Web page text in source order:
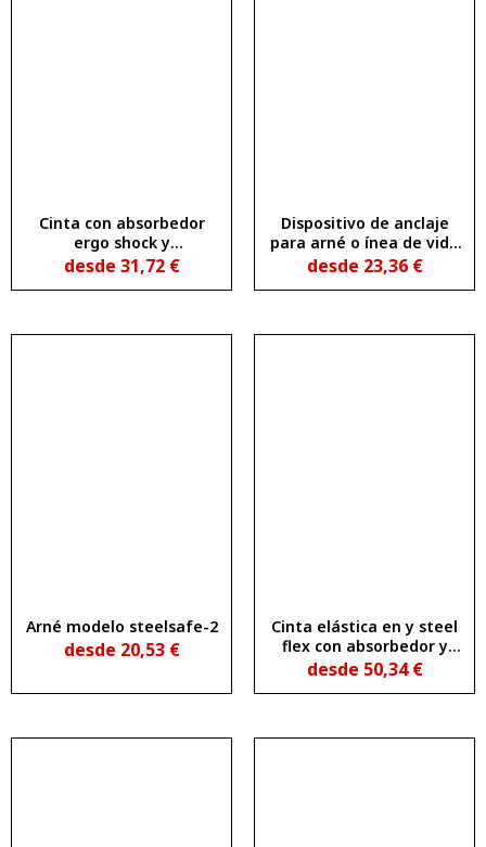
Cinta con absorbedor
ergo shock y
mosquetones
desde 31,72 €
Dispositivo de anclaje
para arné o ínea de vida
en acero inoxidable 304
desde 23,36 €
Arné modelo steelsafe-2
desde 20,53 €
Cinta elástica en y steel
flex con absorbedor y
mosquetones
desde 50,34€